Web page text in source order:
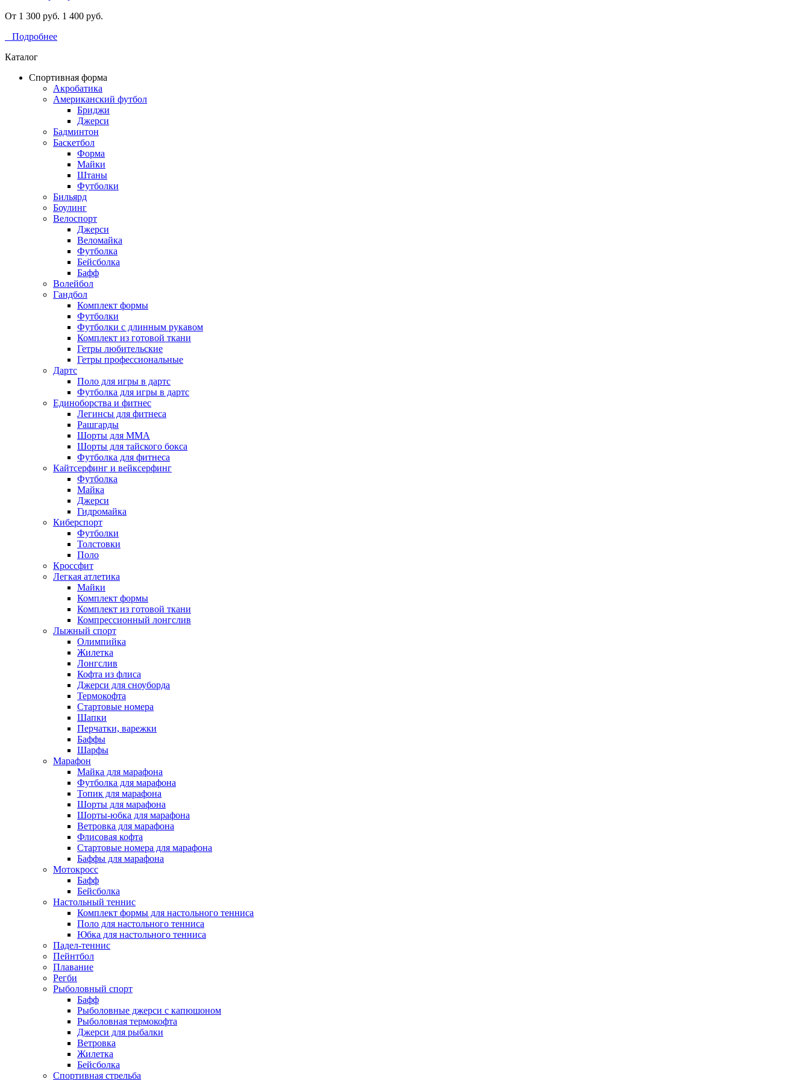
От 1 300 руб. 1 400 руб.
Подробнее
Каталог
Спортивная форма
Акробатика
Американский футбол
Бриджи
Джерси
Бадминтон
Баскетбол
Форма
Майки
Штаны
Футболки
Бильярд
Боулинг
Велоспорт
Джерси
Веломайка
Футболка
Бейсболка
Бафф
Волейбол
Гандбол
Комплект формы
Футболки
Футболки с длинным рукавом
Комплект из готовой ткани
Гетры любительские
Гетры профессиональные
Дартс
Поло для игры в дартс
Футболка для игры в дартс
Единоборства и фитнес
Легинсы для фитнеса
Рашгарды
Шорты для MMA
Шорты для тайского бокса
Футболка для фитнеса
Кайтсерфинг и вейксерфинг
Футболка
Майка
Джерси
Гидромайка
Киберспорт
Футболки
Толстовки
Поло
Кроссфит
Легкая атлетика
Майки
Комплект формы
Комплект из готовой ткани
Компрессионный лонгслив
Лыжный спорт
Олимпийка
Жилетка
Лонгслив
Кофта из флиса
Джерси для сноуборда
Термокофта
Стартовые номера
Шапки
Перчатки, варежки
Баффы
Шарфы
Марафон
Майка для марафона
Футболка для марафона
Топик для марафона
Шорты для марафона
Шорты-юбка для марафона
Ветровка для марафона
Флисовая кофта
Стартовые номера для марафона
Баффы для марафона
Мотокросс
Бафф
Бейсболка
Настольный теннис
Комплект формы для настольного тенниса
Поло для настольного тенниса
Юбка для настольного тенниса
Падел-теннис
Пейнтбол
Плавание
Регби
Рыболовный спорт
Бафф
Рыболовные джерси с капюшоном
Рыболовная термокофта
Джерси для рыбалки
Ветровка
Жилетка
Бейсболка
Спортивная стрельба